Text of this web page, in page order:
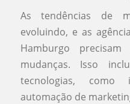
As tendências de
evoluindo, e as
Hamburgo
mudanças. Isso
tecnologias, como
automação de